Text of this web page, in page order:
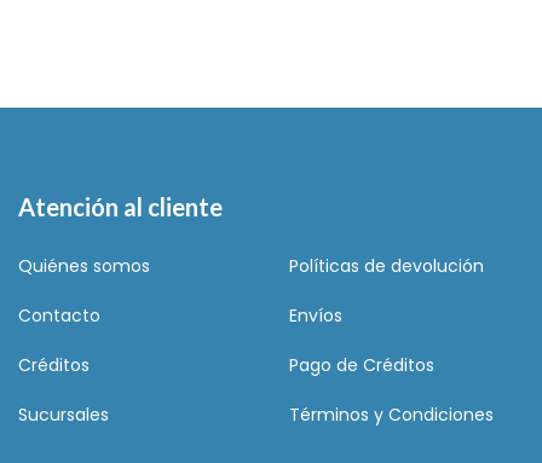
Atención al cliente
Quiénes somos Políticas de devolución
Contacto Envíos
Créditos Pago de Créditos
Sucursales Términos y Condiciones